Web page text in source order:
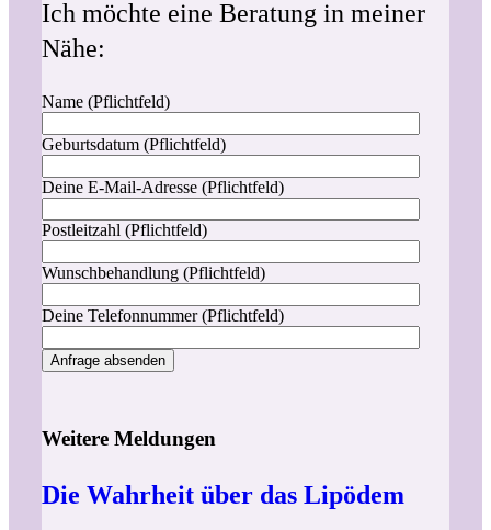
Ich möchte eine Beratung in meiner
Nähe:
Name (Pflichtfeld)
Geburtsdatum (Pflichtfeld)
Deine E-Mail-Adresse (Pflichtfeld)
Postleitzahl (Pflichtfeld)
Wunschbehandlung (Pflichtfeld)
Deine Telefonnummer (Pflichtfeld)
Weitere Meldungen
Die Wahrheit über das Lipödem